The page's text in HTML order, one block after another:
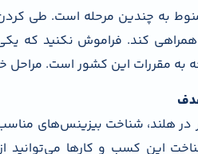
به چندین مرحله است. طی کردن
کند. فراموش نکنید که
به مقررات این کشور است. مراحل
در هلند، شناخت بیزینس‌های
این کسب و کارها می‌توانید